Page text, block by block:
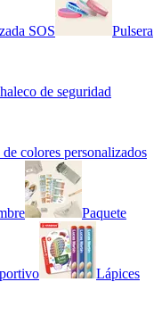
SOS Pulsera
de seguridad
colores personalizados
Paquete
Lápices